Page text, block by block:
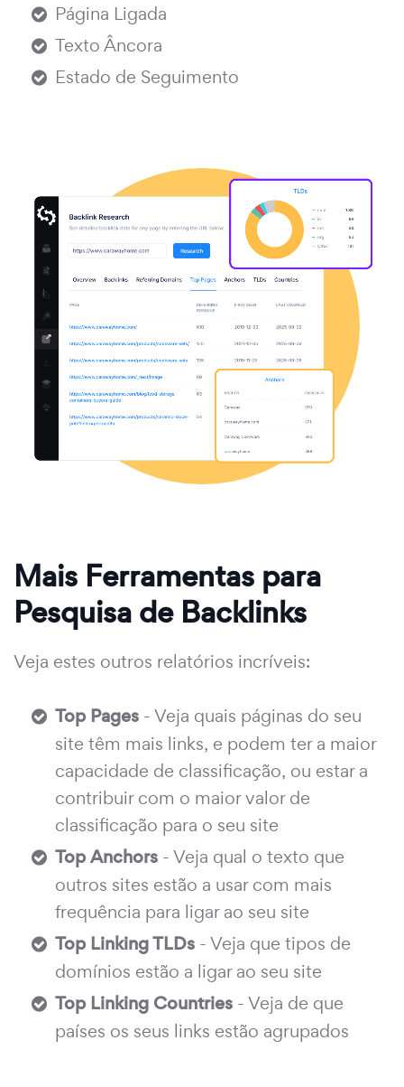
Página Ligada
Texto Âncora
Estado de Seguimento
Mais Ferramentas para
Pesquisa de Backlinks
Veja estes outros relatórios incríveis:
Top Pages - Veja quais páginas do seu
site têm mais links, e podem ter a maior
capacidade de classificação, ou estar a
contribuir com o maior valor de
classificação para o seu site
Top Anchors - Veja qual o texto que
outros sites estão a usar com mais
frequência para ligar ao seu site
Top Linking TLDs - Veja que tipos de
domínios estão a ligar ao seu site
Top Linking Countries - Veja de que
países os seus links estão agrupados